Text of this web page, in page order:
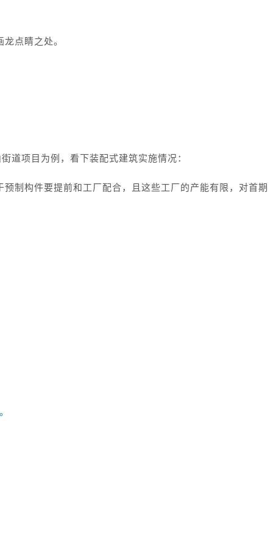
点睛之处。
道项目为例，看下装配式建筑实施情况：
制构件要提前和工厂配合，且这些工厂的产能有限，对首期